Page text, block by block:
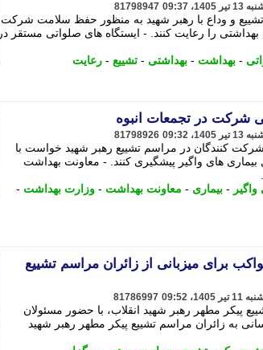
81798947
تشییع و وداع با رهبر شهید به منظور حفظ سلامت شرکت
را رعایت کنند. - ایستگاه های صلواتی مستقر در
- بهداشت - بهداشتی - تشییع - رعایت
شرکت در تجمعات انبوه
81798926
کنندگان در مراسم تشییع رهبر شهید خواست با
بیماری های واگیر پیشگیری کنند. - معاونت بهداشت
- بیماری - معاونت بهداشت - وزارت بهداشت -
برای میزبانی از زائران مراسم تشییع
81786997
پیکر مطهر رهبر شهید انقلاب، با حضور مسئولان
به زائران مراسم تشییع پیکر مطهر رهبر شهید